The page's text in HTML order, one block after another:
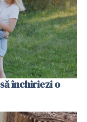
închiriezi o